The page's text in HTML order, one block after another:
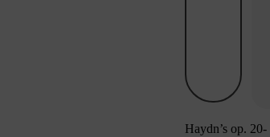
Haydn’s op. 20-